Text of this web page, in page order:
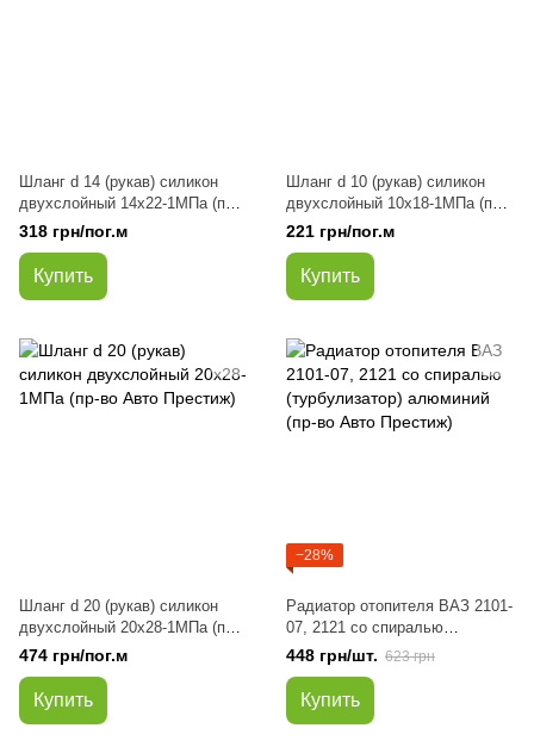
Шланг d 14 (рукав) силикон
двухслойный 14х22-1МПа (пр-
во Авто Престиж)
318 грн/пог.м
Купить
Шланг d 10 (рукав) силикон
двухслойный 10х18-1МПа (пр-
во Авто Престиж)
221 грн/пог.м
Купить
Шланг d 20 (рукав) силикон
двухслойный 20х28-1МПа (пр-
во Авто Престиж)
474 грн/пог.м
Купить
−28%
Радиатор отопителя ВАЗ 2101-
07, 2121 со спиралью
(турбулизатор) алюминий (пр-
во Авто Престиж)
448 грн/шт. 623 грн
Купить